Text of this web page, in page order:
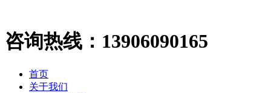
咨询热线： 13906090165
首页
关于我们